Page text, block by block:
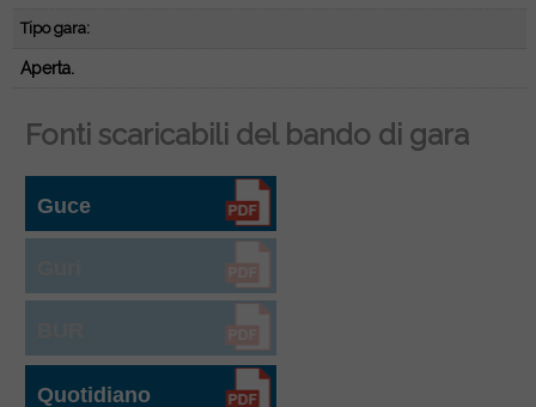
Tipo gara:
Aperta.
Fonti scaricabili del bando di gara